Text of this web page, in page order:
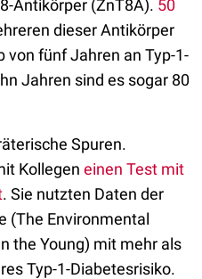
Antikörper (ZnT8A). 50
dieser Antikörper
von fünf Jahren an Typ-1-
Jahren sind es sogar 80
Spuren.
Kollegen einen Test mit
. Sie nutzten Daten der
(The Environmental
the Young) mit mehr als
Typ-1-Diabetesrisiko.